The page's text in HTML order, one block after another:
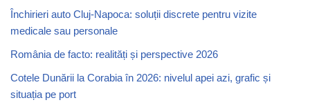
Închirieri auto Cluj-Napoca: soluții discrete pentru vizite
medicale sau personale
România de facto: realități și perspective 2026
Cotele Dunării la Corabia în 2026: nivelul apei azi, grafic și
situația pe port